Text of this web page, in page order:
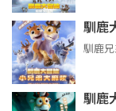
馴鹿
馴鹿
馴鹿